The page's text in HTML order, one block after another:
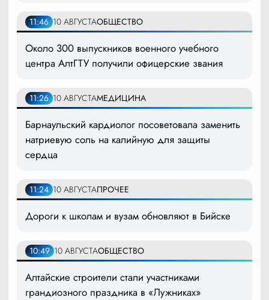
11:46 10 АВГУСТАОБЩЕСТВО
Около 300 выпускников военного учебного
центра АлтГТУ получили офицерские звания
11:26 10 АВГУСТАМЕДИЦИНА
Барнаульский кардиолог посоветовала заменить
натриевую соль на калийную для защиты
сердца
11:24 10 АВГУСТАПРОЧЕЕ
Дороги к школам и вузам обновляют в Бийске
10:49 10 АВГУСТАОБЩЕСТВО
Алтайские строители стали участниками
грандиозного праздника в «Лужниках»